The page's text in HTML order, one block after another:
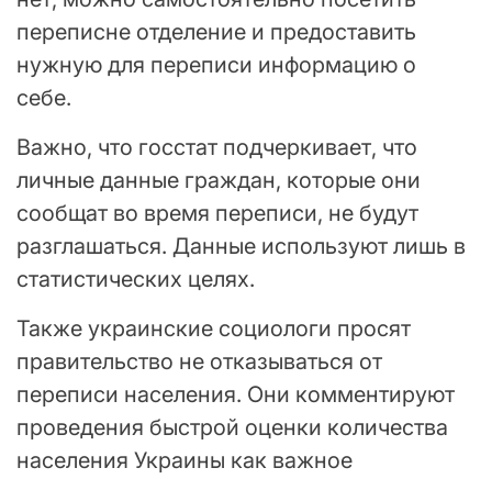
переписне отделение и предоставить
нужную для переписи информацию о
себе.
Важно, что госстат подчеркивает, что
личные данные граждан, которые они
сообщат во время переписи, не будут
разглашаться. Данные используют лишь в
статистических целях.
Также украинские социологи просят
правительство не отказываться от
переписи населения. Они комментируют
проведения быстрой оценки количества
населения Украины как важное